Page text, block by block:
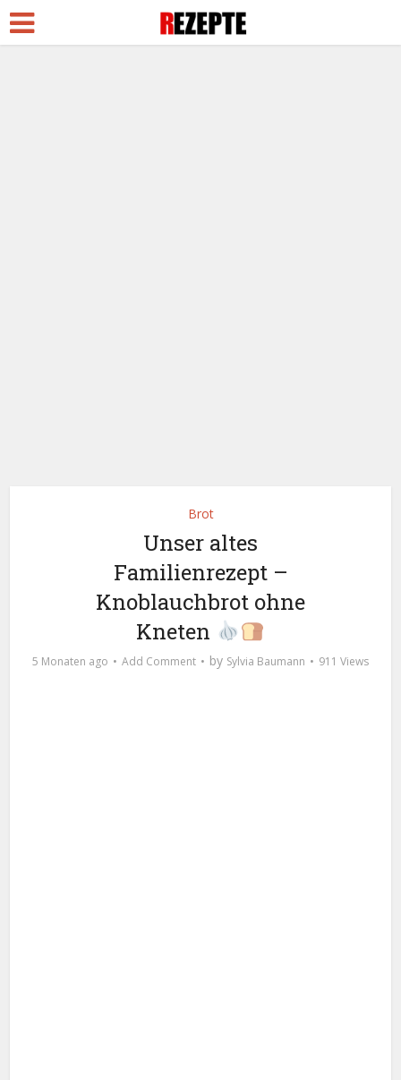
Brot
Unser altes
Familienrezept –
Knoblauchbrot ohne
Kneten
5 Monaten ago Add Comment by Sylvia Baumann 911 Views